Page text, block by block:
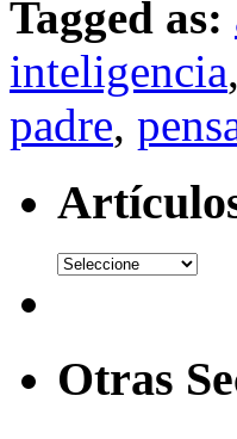
Tagged as:
inteligencia,
padre,
Otras